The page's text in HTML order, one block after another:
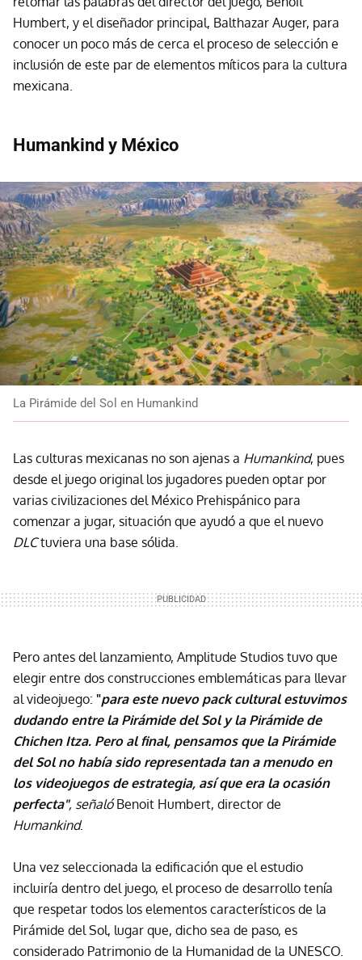
Humbert, y el diseñador principal, Balthazar Auger, para
conocer un poco más de cerca el proceso de selección e
inclusión de este par de elementos míticos para la cultura
mexicana.
Humankind y México
La Pirámide del Sol en Humankind
Las culturas mexicanas no son ajenas a Humankind, pues
desde el juego original los jugadores pueden optar por
varias civilizaciones del México Prehispánico para
comenzar a jugar, situación que ayudó a que el nuevo
DLCtuviera una base sólida.
Pero antes del lanzamiento, Amplitude Studios tuvo que
elegir entre dos construcciones emblemáticas para llevar
al videojuego: "para este nuevo pack cultural estuvimos
dudando entre la Pirámide del Sol y la Pirámide de
Chichen Itza. Pero al final, pensamos que la Pirámide
del Sol no había sido representada tan a menudo en
los videojuegos de estrategia, así que era la ocasión
perfecta", señalóBenoit Humbert, director de
Humankind.
Una vez seleccionada la edificación que el estudio
incluiría dentro del juego, el proceso de desarrollo tenía
que respetar todos los elementos característicos de la
Pirámide del Sol, lugar que, dicho sea de paso, es
considerado Patrimonio de la Humanidad de la UNESCO.